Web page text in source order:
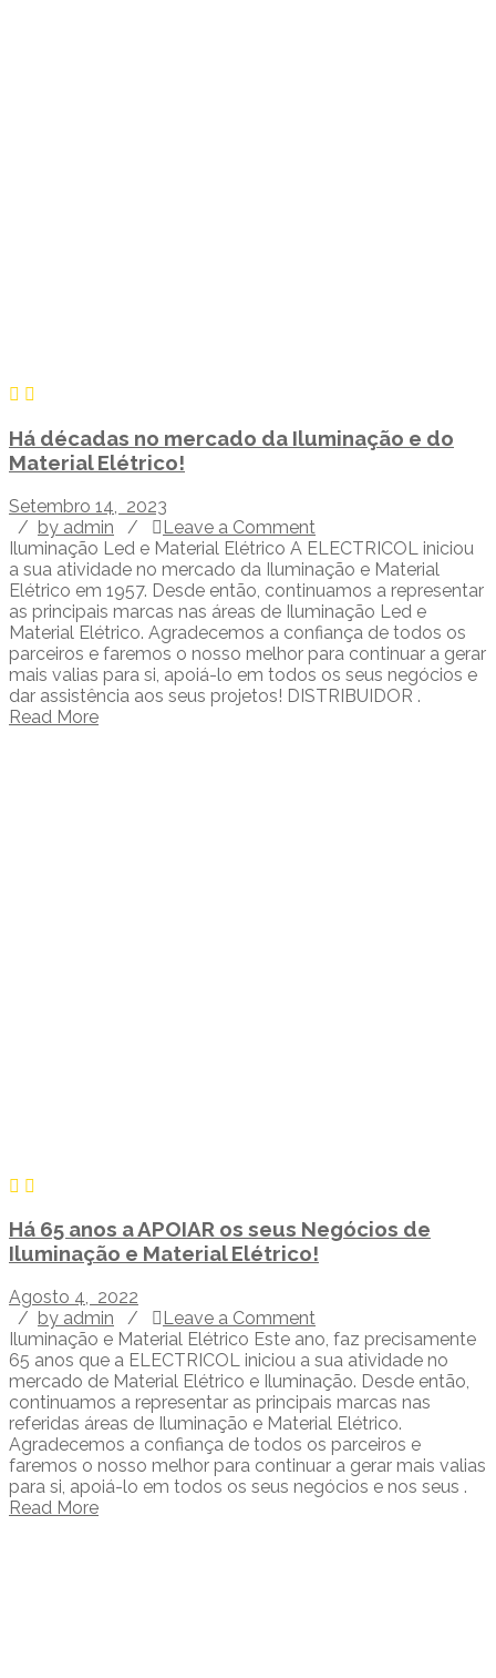
Há décadas no mercado da Iluminação e do
Material Elétrico!
Setembro 14, 2023
/ by admin /
Leave a Comment
Iluminação Led e Material Elétrico A ELECTRICOL iniciou
a sua atividade no mercado da Iluminação e Material
Elétrico em 1957. Desde então, continuamos a representar
as principais marcas nas áreas de Iluminação Led e
Material Elétrico. Agradecemos a confiança de todos os
parceiros e faremos o nosso melhor para continuar a gerar
mais valias para si, apoiá-lo em todos os seus negócios e
dar assistência aos seus projetos! DISTRIBUIDOR .
Read More
Há 65 anos a APOIAR os seus Negócios de
Iluminação e Material Elétrico!
Agosto 4, 2022
/ by admin /
Leave a Comment
Iluminação e Material Elétrico Este ano, faz precisamente
65 anos que a ELECTRICOL iniciou a sua atividade no
mercado de Material Elétrico e Iluminação. Desde então,
continuamos a representar as principais marcas nas
referidas áreas de Iluminação e Material Elétrico.
Agradecemos a confiança de todos os parceiros e
faremos o nosso melhor para continuar a gerar mais valias
para si, apoiá-lo em todos os seus negócios e nos seus .
Read More